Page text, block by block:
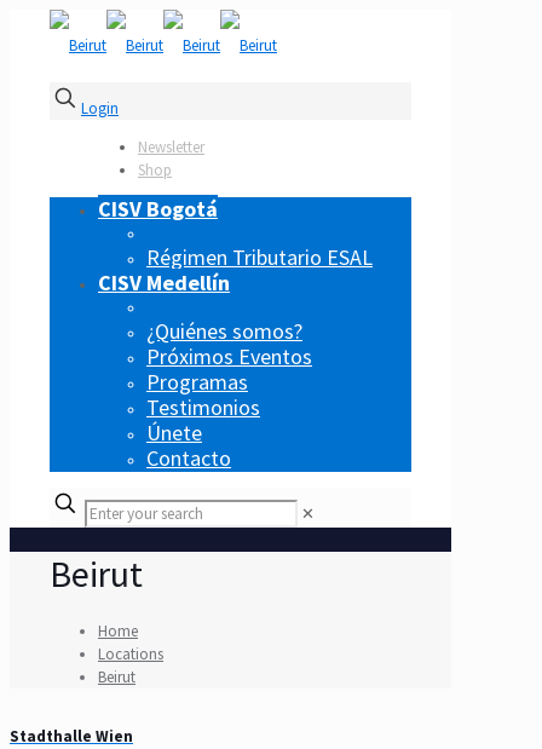
Login
Newsletter
Shop
CISV Bogotá
Régimen Tributario ESAL
CISV Medellín
¿Quiénes somos?
Próximos Eventos
Programas
Testimonios
Únete
Contacto
✕
Beirut
Home
Locations
Beirut
Stadthalle Wien